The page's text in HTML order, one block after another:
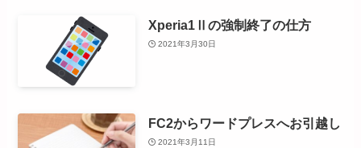
Xperia1Ⅱの強制終了の仕方
2021年3月30日
FC2からワードプレスへお引越し
2021年3月11日